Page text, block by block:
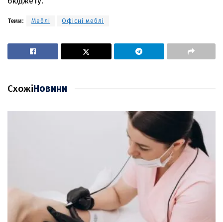
Теми: Меблі Офісні меблі
СхожіНовини